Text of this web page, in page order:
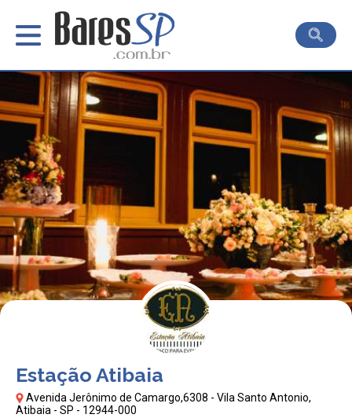
Estação Atibaia
Avenida Jerônimo de Camargo,6308 - Vila Santo Antonio,
Atibaia - SP - 12944-000